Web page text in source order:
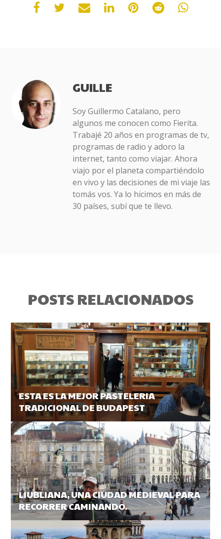
GUILLE
Soy Guillermo Catalano, pero
algunos me conocen como Fierita.
Trabajé 20 años en programas de tv,
programas de radio y adoro la
internet, tanto como viajar. Ahora
viajo por el planeta compartiéndolo
en vivo y las decisiones de mi viaje las
tomás vos. Ya lo hicimos en más de
30 países, subí que te llevo.
POSTS RELACIONADOS
ESTA ES LA MEJOR PASTELERIA
TRADICIONAL DE BUDAPEST
LIUBLIANA, UNA CIUDAD MEDIEVAL PARA
RECORRER CAMINANDO.